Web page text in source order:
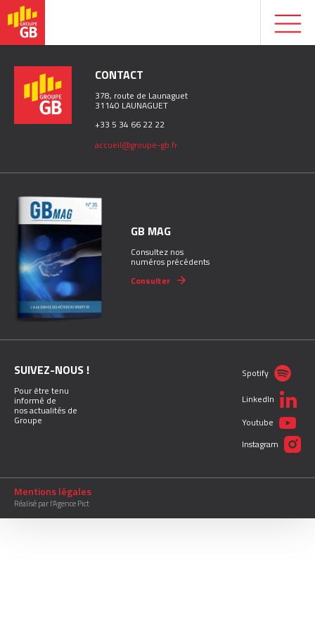
CONTACT
378, route de Launaguet
31140 LAUNAGUET
+33 5 34 66 22 22
accueil@groupe-gb.fr
GB MAG
Consultez nos
numéros précédents
Consulter
SUIVEZ-NOUS !
Pour être tenu
informé de
nos actualités de
Groupe
Spotify
LinkedIn
Youtube
Instagram
Mentions légales
Réalisé par l’Agence Pict